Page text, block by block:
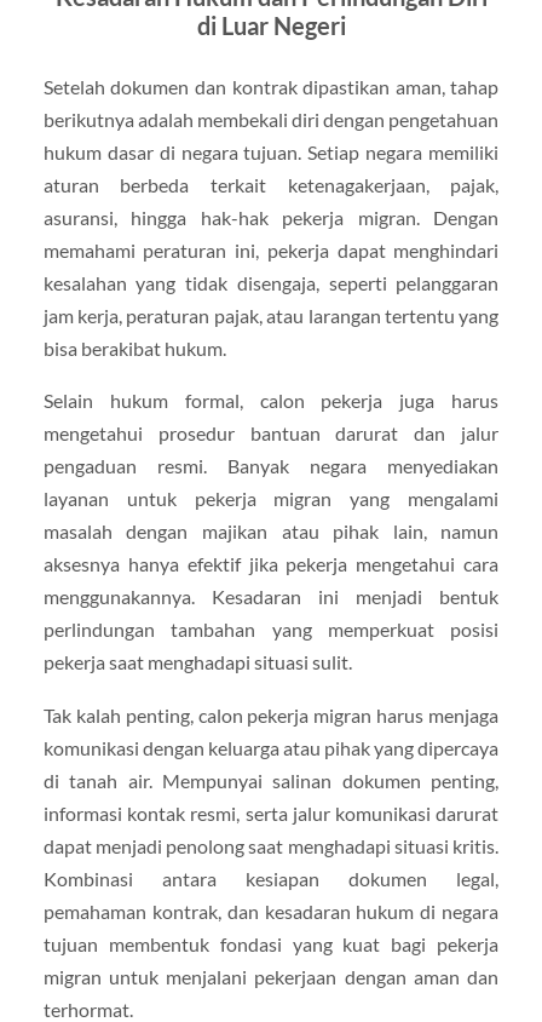
di Luar Negeri
Setelah dokumen dan kontrak dipastikan aman, tahap
berikutnya adalah membekali diri dengan pengetahuan
hukum dasar di negara tujuan. Setiap negara memiliki
aturan berbeda terkait ketenagakerjaan, pajak,
asuransi, hingga hak-hak pekerja migran. Dengan
memahami peraturan ini, pekerja dapat menghindari
kesalahan yang tidak disengaja, seperti pelanggaran
jam kerja, peraturan pajak, atau larangan tertentu yang
bisa berakibat hukum.
Selain hukum formal, calon pekerja juga harus
mengetahui prosedur bantuan darurat dan jalur
pengaduan resmi. Banyak negara menyediakan
layanan untuk pekerja migran yang mengalami
masalah dengan majikan atau pihak lain, namun
aksesnya hanya efektif jika pekerja mengetahui cara
menggunakannya. Kesadaran ini menjadi bentuk
perlindungan tambahan yang memperkuat posisi
pekerja saat menghadapi situasi sulit.
Tak kalah penting, calon pekerja migran harus menjaga
komunikasi dengan keluarga atau pihak yang dipercaya
di tanah air. Mempunyai salinan dokumen penting,
informasi kontak resmi, serta jalur komunikasi darurat
dapat menjadi penolong saat menghadapi situasi kritis.
Kombinasi antara kesiapan dokumen legal,
pemahaman kontrak, dan kesadaran hukum di negara
tujuan membentuk fondasi yang kuat bagi pekerja
migran untuk menjalani pekerjaan dengan aman dan
terhormat.